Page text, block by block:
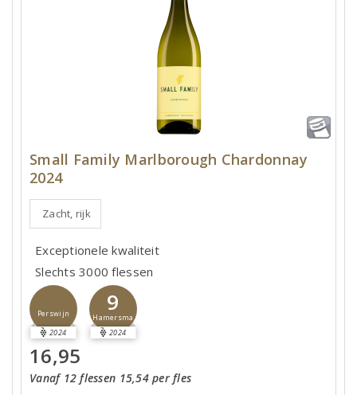
Small Family Marlborough Chardonnay
2024
Zacht, rijk
Exceptionele kwaliteit
Slechts 3000 flessen
Perswijn
2024
9
Hamersma
2024
16,95
Vanaf 12 flessen 15,54 per fles